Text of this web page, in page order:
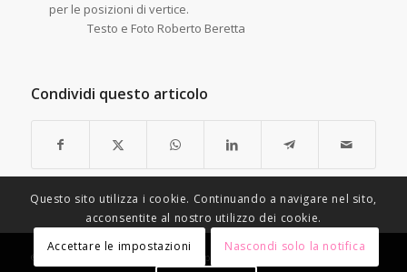
per le posizioni di vertice.
Testo e Foto Roberto Beretta
Condividi questo articolo
© Copyright - Racing Speed Motor Sport -
Questo sito utilizza i cookie. Continuando a navigare nel sito,
acconsentite al nostro utilizzo dei cookie.
Accettare le impostazioni
Nascondi solo la notifica